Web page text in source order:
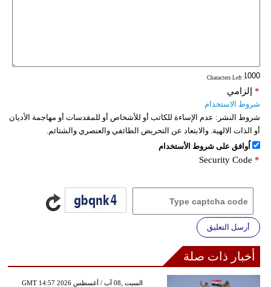
: Characters Left
إلزامي *
شروط الاستخدام
شروط النشر: عدم الإساءة للكاتب أو للأشخاص أو للمقدسات أو مهاجمة الأديان
أو الذات الالهية. والابتعاد عن التحريض الطائفي والعنصري والشتائم.
اُوافق على شروط الأستخدام
Security Code *
أرسل التعليق
أخبار ذات صلة
GMT 14:57 2026 السبت ,08 آب / أغسطس